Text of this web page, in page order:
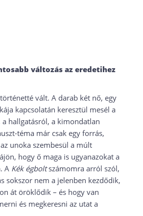
változás az eredetihez
vált. A darab két nő, egy
kapcsolatán keresztül mesél a
hallgatásról, a kimondatlan
téma már csak egy forrás,
unoka szembesül a múlt
hogy ő maga is ugyanazokat a
A Kék égboltszámomra arról szól,
sokszor nem a jelenben kezdődik,
át öröklődik – és hogy van
és megkeresni az utat a